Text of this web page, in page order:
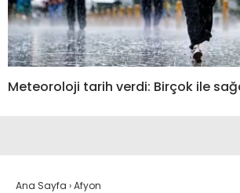
Meteoroloji tarih verdi: Birçok ile
Ana Sayfa ›Afyon